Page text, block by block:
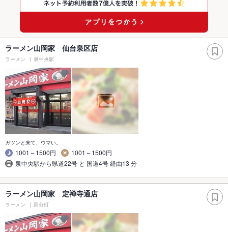
ラーメン山岡家 仙台泉区店
ラーメン 泉中央駅
ガツンと来て、ウマい。
1001～1500円
1001～1500円
泉中央駅から県道22号 と 国道4号 経由13 分
ラーメン山岡家 定禅寺通店
ラーメン 国分町